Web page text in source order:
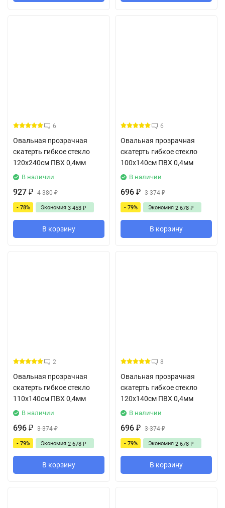
6
Овальная прозрачная
скатерть гибкое стекло
120x240см ПВХ 0,4мм
В наличии
927 ₽ 4 380₽
- 78% Экономия 3 453 ₽
В корзину
6
Овальная прозрачная
скатерть гибкое стекло
100x140см ПВХ 0,4мм
В наличии
696 ₽ 3 374₽
- 79% Экономия 2 678 ₽
В корзину
2
Овальная прозрачная
скатерть гибкое стекло
110x140см ПВХ 0,4мм
В наличии
696 ₽ 3 374₽
- 79% Экономия 2 678 ₽
В корзину
8
Овальная прозрачная
скатерть гибкое стекло
120x140см ПВХ 0,4мм
В наличии
696 ₽ 3 374₽
- 79% Экономия 2 678 ₽
В корзину